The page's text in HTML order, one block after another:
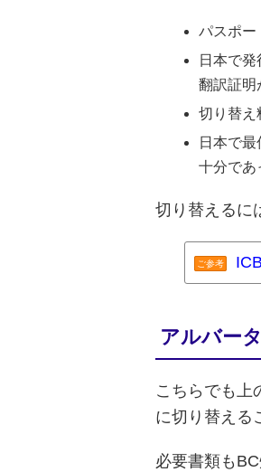
パスポー
日本で
翻訳証明
切り替え
日本で
十分であ
切り替えるに
ご参考
アルバー
こちらでも上
に切り替える
必要書類も